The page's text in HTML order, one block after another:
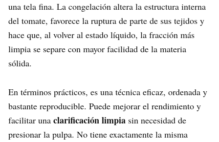
una tela fina. La congelación altera la estructura interna
del tomate, favorece la ruptura de parte de sus tejidos y
hace que, al volver al estado líquido, la fracción más
limpia se separe con mayor facilidad de la materia
sólida.
En términos prácticos, es una técnica eficaz, ordenada y
bastante reproducible. Puede mejorar el rendimiento y
facilitar una clarificación limpia sin necesidad de
presionar la pulpa. No tiene exactamente la misma